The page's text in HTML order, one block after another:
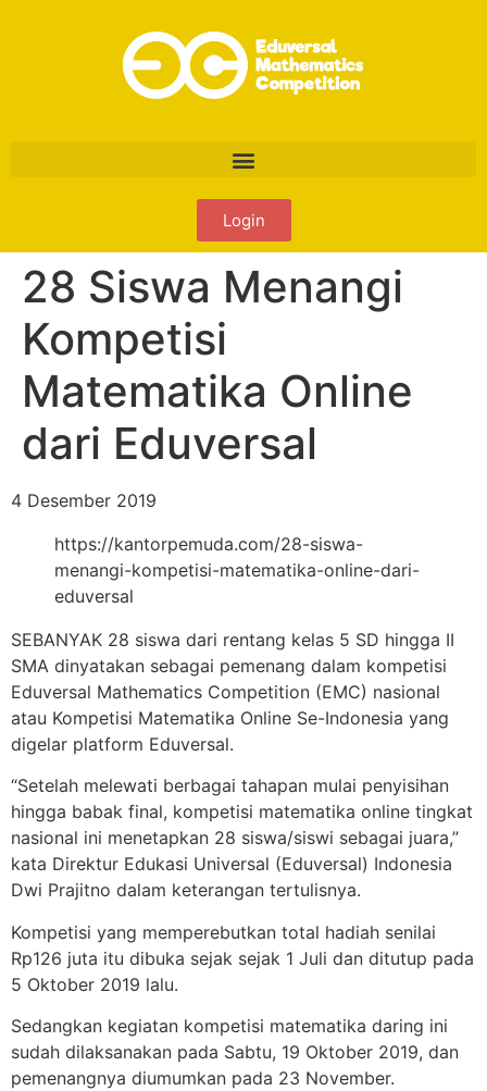
Login
28 Siswa Menangi
Kompetisi
Matematika Online
dari Eduversal
4 Desember 2019
https://kantorpemuda.com/28-siswa-
menangi-kompetisi-matematika-online-dari-
eduversal
SEBANYAK 28 siswa dari rentang kelas 5 SD hingga II
SMA dinyatakan sebagai pemenang dalam kompetisi
Eduversal Mathematics Competition (EMC) nasional
atau Kompetisi Matematika Online Se-Indonesia yang
digelar platform Eduversal.
“Setelah melewati berbagai tahapan mulai penyisihan
hingga babak final, kompetisi matematika online tingkat
nasional ini menetapkan 28 siswa/siswi sebagai juara,”
kata Direktur Edukasi Universal (Eduversal) Indonesia
Dwi Prajitno dalam keterangan tertulisnya.
Kompetisi yang memperebutkan total hadiah senilai
Rp126 juta itu dibuka sejak sejak 1 Juli dan ditutup pada
5 Oktober 2019 lalu.
Sedangkan kegiatan kompetisi matematika daring ini
sudah dilaksanakan pada Sabtu, 19 Oktober 2019, dan
pemenangnya diumumkan pada 23 November.